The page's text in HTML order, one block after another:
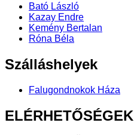
Bató László
Kazay Endre
Kemény Bertalan
Róna Béla
Szálláshelyek
Falugondnokok Háza
ELÉRHETŐSÉGEK